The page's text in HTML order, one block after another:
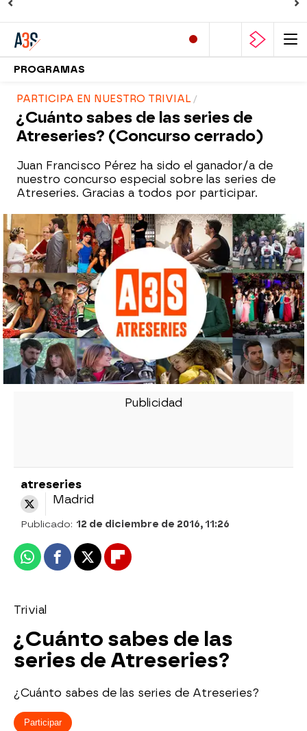
PROGRAMAS
PARTICIPA EN NUESTRO TRIVIAL
¿Cuánto sabes de las series de
Atreseries? (Concurso cerrado)
Juan Francisco Pérez ha sido el ganador/a de
nuestro concurso especial sobre las series de
Atreseries. Gracias a todos por participar.
atreseries
Madrid
Publicado: 12 de diciembre de 2016, 11:26
WhatsappFacebook
X Flipboard
Trivial
¿Cuánto sabes de las
series de Atreseries?
¿Cuánto sabes de las series de Atreseries?
Participar